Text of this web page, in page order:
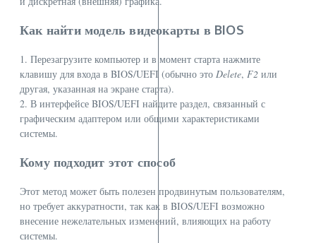
Как найти модель видеокарты в BIOS
1. Перезагрузите компьютер и в момент старта нажмите
клавишу для входа в BIOS/UEFI (обычно это Delete, F2 или
другая, указанная на экране старта).
2. В интерфейсе BIOS/UEFI найдите раздел, связанный с
графическим адаптером или общими характеристиками
системы.
Кому подходит этот способ
Этот метод может быть полезен продвинутым пользователям,
но требует аккуратности, так как в BIOS/UEFI возможно
внесение нежелательных изменений, влияющих на работу
системы.